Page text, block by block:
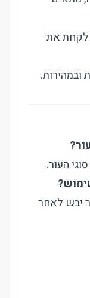
את
ובמהירות.
העור.
יבש לאחר